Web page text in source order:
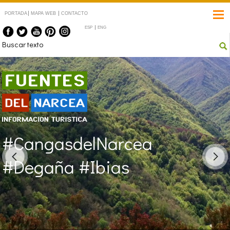
PORTADA MAPA WEB CONTACTO
ESP ENG
Fuentes del Narcea
#CangasdelNarcea
#Degaña #Ibias